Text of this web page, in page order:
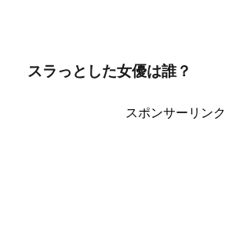
スラっとした女優は誰？
スポンサーリンク